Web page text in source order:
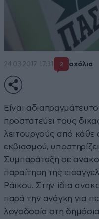
24·03·2017 17:31 2 σχόλια
Είναι
προστατεύει τους
λειτουργούς από κάθε
εκβιασμού,
Συμπαράταξη σε
παραίτηση της
Ράικου. Στην ίδια
παρά την ανάγκη για
λογοδοσία στη